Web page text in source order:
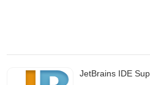
JetBrains IDE